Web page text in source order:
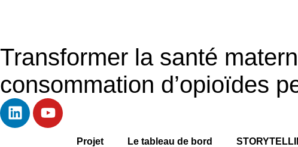
Transformer la santé
consommation d’opioïdes
Projet Le tableau de bord